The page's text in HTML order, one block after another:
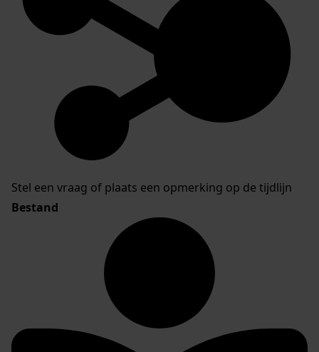
Stel een vraag of plaats een opmerking op de tijdlijn
Bestand